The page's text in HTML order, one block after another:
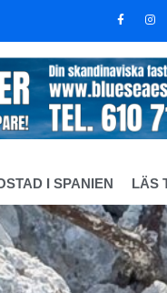
I SPANIEN LÄS